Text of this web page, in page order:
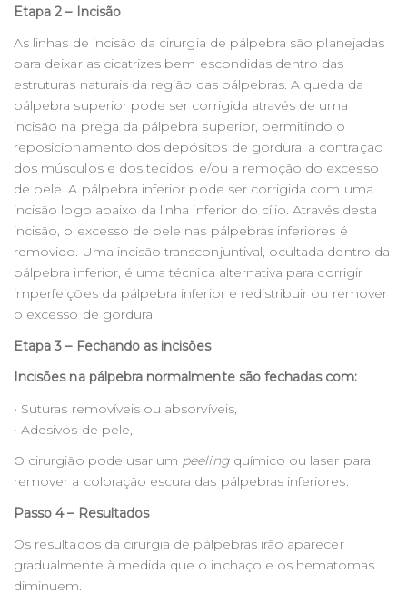
Etapa 2 – Incisão
As linhas de incisão da cirurgia de pálpebra são planejadas
para deixar as cicatrizes bem escondidas dentro das
estruturas naturais da região das pálpebras. A queda da
pálpebra superior pode ser corrigida através de uma
incisão na prega da pálpebra superior, permitindo o
reposicionamento dos depósitos de gordura, a contração
dos músculos e dos tecidos, e/ou a remoção do excesso
de pele. A pálpebra inferior pode ser corrigida com uma
incisão logo abaixo da linha inferior do cílio. Através desta
incisão, o excesso de pele nas pálpebras inferiores é
removido. Uma incisão transconjuntival, ocultada dentro da
pálpebra inferior, é uma técnica alternativa para corrigir
imperfeições da pálpebra inferior e redistribuir ou remover
o excesso de gordura.
Etapa 3 – Fechando as incisões
Incisões na pálpebra normalmente são fechadas com:
• Suturas removíveis ou absorvíveis,
• Adesivos de pele,
O cirurgião pode usar um peelingquímico ou laser para
remover a coloração escura das pálpebras inferiores.
Passo 4 – Resultados
Os resultados da cirurgia de pálpebras irão aparecer
gradualmente à medida que o inchaço e os hematomas
diminuem.